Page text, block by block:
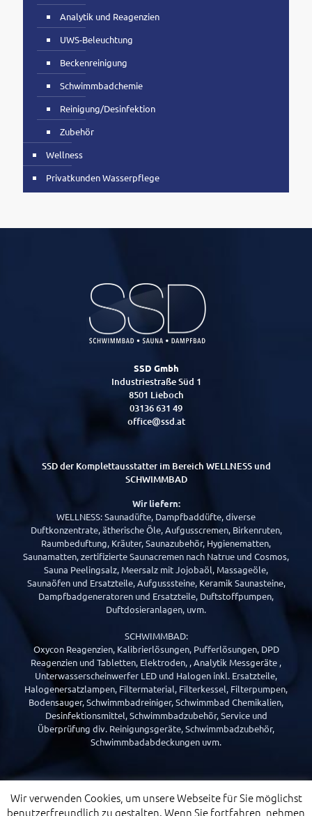
Analytik und Reagenzien
UWS-Beleuchtung
Beckenreinigung
Schwimmbadchemie
Reinigung/Desinfektion
Zubehör
Wellness
Privatkunden Wasserpflege
SSD Gmbh
Industriestraße Süd 1
8501 Lieboch
03136 631 49
office@ssd.at
SSD der Komplettausstatter im Bereich WELLNESS und
SCHWIMMBAD
Wir liefern:
WELLNESS: Saunadüfte, Dampfbaddüfte, diverse
Duftkonzentrate, ätherische Öle, Aufgusscremen, Birkenruten,
Raumbeduftung, Kräuter, Saunazubehör, Hygienematten,
Saunamatten, zertifizierte Saunacremen nach Natrue und Cosmos,
Sauna Peelingsalz, Meersalz mit Jojobaöl, Massageöle,
Saunaöfen und Ersatzteile, Aufgusssteine, Keramik Saunasteine,
Dampfbadgeneratoren und Ersatzteile, Duftstoffpumpen,
Duftdosieranlagen, uvm.
SCHWIMMBAD:
Oxycon Reagenzien, Kalibrierlösungen, Pufferlösungen, DPD
Reagenzien und Tabletten, Elektroden, , Analytik Messgeräte ,
Unterwasserscheinwerfer LED und Halogen inkl. Ersatzteile,
Halogenersatzlampen, Filtermaterial, Filterkessel, Filterpumpen,
Bodensauger, Schwimmbadreiniger, Schwimmbad Chemikalien,
Desinfektionsmittel, Schwimmbadzubehör, Service und
Überprüfung div. Reinigungsgeräte, Schwimmbadzubehör,
Schwimmbadabdeckungen uvm.
Wir verwenden Cookies, um unsere Webseite für Sie möglichst
benutzerfreundlich zu gestalten. Wenn Sie fortfahren, nehmen